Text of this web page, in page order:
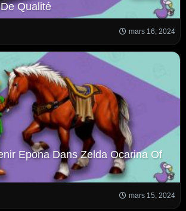
Qualité
mars 16, 2024
Epona Dans Zelda Ocarina Of
mars 15, 2024